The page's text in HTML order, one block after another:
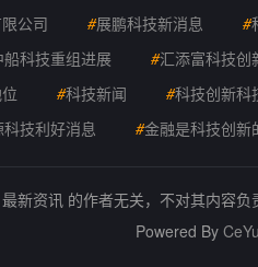
公司 #展鹏科技新消息 #
船科技重组进展 #汇添富科技创
#科技新闻 #科技创新科
科技利好消息 #金融是科技创新
新资讯 的作者无关，不对其内容
Powered By